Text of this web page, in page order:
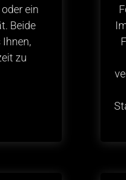
ein
Beide
zu